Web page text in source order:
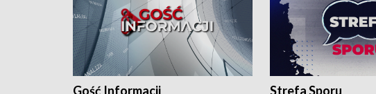
Gość Informacji Strefa Sporu